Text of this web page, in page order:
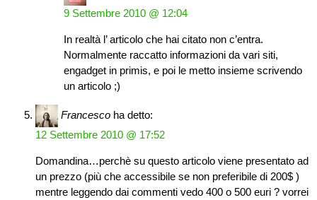
9 Settembre 2010 @ 12:04
In realtà l’ articolo che hai citato non c’entra.
Normalmente raccatto informazioni da vari siti,
engadget in primis, e poi le metto insieme scrivendo
un articolo ;)
Francesco ha detto:
12 Settembre 2010 @ 17:52
Domandina…perchè su questo articolo viene presentato ad
un prezzo (più che accessibile se non preferibile di 200$ )
mentre leggendo dai commenti vedo 400 o 500 euri ? vorrei